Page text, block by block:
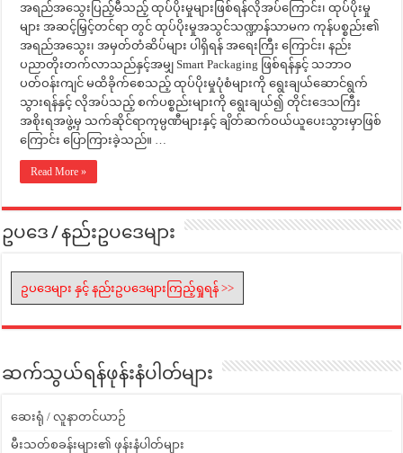
အရည်အသွေးပြည့်မီသည့် ထုပ်ပိုးမှုများဖြစ်ရန်လိုအပ်ကြောင်း၊ ထုပ်ပိုးမှု
များ အဆင့်မြှင့်တင်ရာ တွင် ထုပ်ပိုးမှုအသွင်သဏ္ဍာန်သာမက ကုန်ပစ္စည်း၏
အရည်အသွေး၊ အမှတ်တံဆိပ်များ ပါရှိရန် အရေးကြီး ကြောင်း၊ နည်း
ပညာတိုးတက်လာသည်နှင့်အမျှ Smart Packaging ဖြစ်ရန်နှင့် သဘာဝ
ပတ်ဝန်းကျင် မထိခိုက်စေသည့် ထုပ်ပိုးမှုပုံစံများကို ရွေးချယ်ဆောင်ရွက်
သွားရန်နှင့် လိုအပ်သည့် စက်ပစ္စည်းများကို ရွေးချယ်၍ တိုင်းဒေသကြီး
အစိုးရအဖွဲ့မှ သက်ဆိုင်ရာကုမ္ပဏီများနှင့် ချိတ်ဆက်ဝယ်ယူပေးသွားမှာဖြစ်
ကြောင်း ပြောကြားခဲ့သည်။ …
Read More »
ဥပဒေ / နည်းဥပဒေများ
ဥပဒေများ နှင့် နည်းဥပဒေများကြည့်ရှုရန် >>
ဆက်သွယ်ရန်ဖုန်းနံပါတ်များ
ဆေးရုံ / လူနာတင်ယာဉ်
မီးသတ်စခန်းများ၏ ဖုန်းနံပါတ်များ